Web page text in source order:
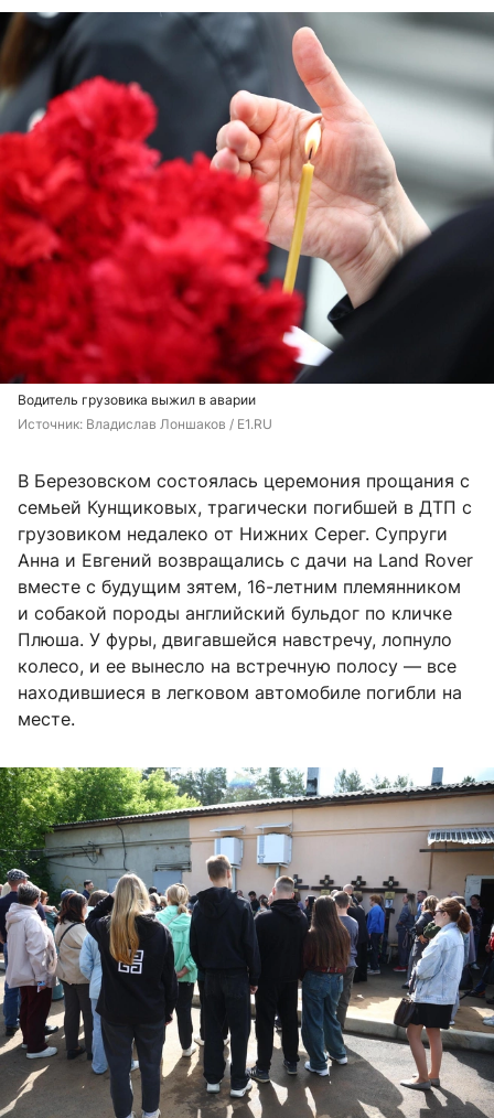
Водитель грузовика выжил в аварии
Источник: Владислав Лоншаков / E1.RU
В Березовском состоялась церемония прощания с
семьей Кунщиковых, трагически погибшей в ДТП с
грузовиком недалеко от Нижних Серег. Супруги
Анна и Евгений возвращались с дачи на Land Rover
вместе с будущим зятем, 16-летним племянником
и собакой породы английский бульдог по кличке
Плюша. У фуры, двигавшейся навстречу, лопнуло
колесо, и ее вынесло на встречную полосу — все
находившиеся в легковом автомобиле погибли на
месте.